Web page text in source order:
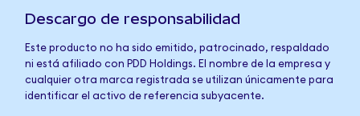
Descargo de responsabilidad
Este producto no ha sido emitido, patrocinado, respaldado
ni está afiliado con PDD Holdings. El nombre de la empresa y
cualquier otra marca registrada se utilizan únicamente para
identificar el activo de referencia subyacente.